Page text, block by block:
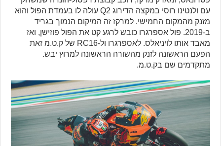
עם ולנטינו רוסי במקצה הדירוג Q2 עולה לו בעמדת הפול והוא
מזנק מהמקום החמישי. למרקז זה המיקום הנמוך בגריד
ב-2019. פול אספרגרו כובש לרגע קט את הפול פוזישן, ואז
מאבד אותו לויניאלס. לאספרגרו ול-RC16 של ק.ט.מ זאת
הפעם הראשונה לזנק מהשורה הראשונה למרוץ יבש.
מתקדמים שם בק.ט.מ.